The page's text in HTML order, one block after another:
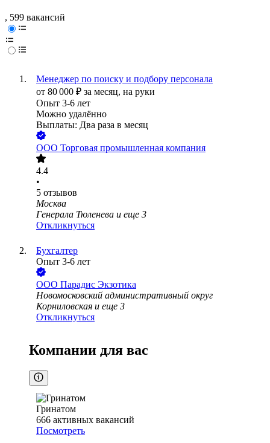
, 599 вакансий
Менеджер по поиску и подбору персонала
от 80 000 ₽ за месяц, на руки
Опыт 3-6 лет
Можно удалённо
Выплаты: Два раза в месяц
ООО Торговая промышленная компания
4.4
•
5 отзывов
Москва
Генерала Тюленева и еще 3
Откликнуться
Бухгалтер
Опыт 3-6 лет
ООО Парадис Экзотика
Новомосковский административный округ
Корниловская и еще 3
Откликнуться
Компании для вас
Гринатом
666 активных вакансий
Посмотреть